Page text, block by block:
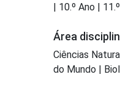
| 10.º Ano |
Área
Ciências
do Mundo |